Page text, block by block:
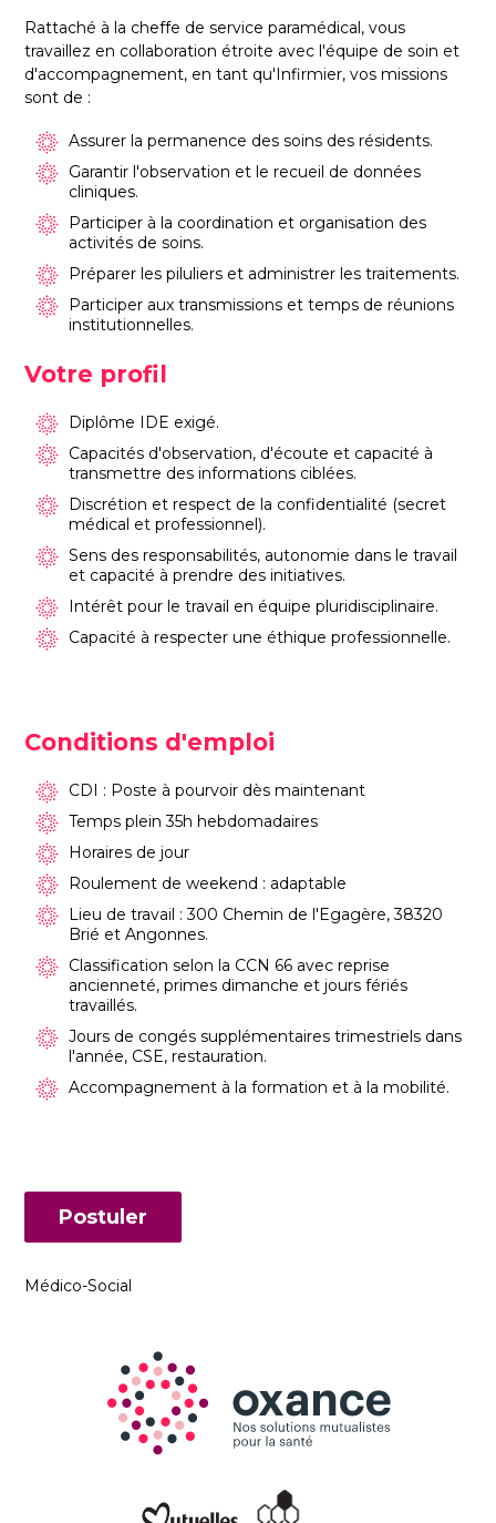
Rattaché à la cheffe de service paramédical, vous
travaillez en collaboration étroite avec l'équipe de soin et
d'accompagnement, en tant qu'Infirmier, vos missions
sont de :
Assurer la permanence des soins des résidents.
Garantir l'observation et le recueil de données
cliniques.
Participer à la coordination et organisation des
activités de soins.
Préparer les piluliers et administrer les traitements.
Participer aux transmissions et temps de réunions
institutionnelles.
Votre profil
Diplôme IDE exigé.
Capacités d'observation, d'écoute et capacité à
transmettre des informations ciblées.
Discrétion et respect de la confidentialité (secret
médical et professionnel).
Sens des responsabilités, autonomie dans le travail
et capacité à prendre des initiatives.
Intérêt pour le travail en équipe pluridisciplinaire.
Capacité à respecter une éthique professionnelle.
Conditions d'emploi
CDI : Poste à pourvoir dès maintenant
Temps plein 35h hebdomadaires
Horaires de jour
Roulement de weekend : adaptable
Lieu de travail : 300 Chemin de l'Egagère, 38320
Brié et Angonnes.
Classification selon la CCN 66 avec reprise
ancienneté, primes dimanche et jours fériés
travaillés.
Jours de congés supplémentaires trimestriels dans
l'année, CSE, restauration.
Accompagnement à la formation et à la mobilité.
Postuler
Médico-Social